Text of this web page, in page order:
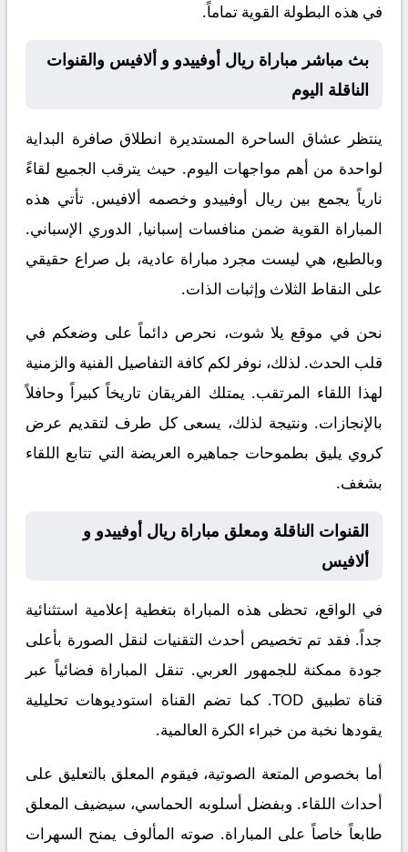
في هذه البطولة القوية تماماً.
بث مباشر مباراة ريال أوفييدو و ألافيس والقنوات
الناقلة اليوم
ينتظر عشاق الساحرة المستديرة انطلاق صافرة البداية
لواحدة من أهم مواجهات اليوم. حيث يترقب الجميع لقاءً
نارياً يجمع بين ريال أوفييدو وخصمه ألافيس. تأتي هذه
المباراة القوية ضمن منافسات إسبانيا, الدوري الإسباني.
وبالطبع، هي ليست مجرد مباراة عادية، بل صراع حقيقي
على النقاط الثلاث وإثبات الذات.
نحن في موقع يلا شوت، نحرص دائماً على وضعكم في
قلب الحدث. لذلك، نوفر لكم كافة التفاصيل الفنية والزمنية
لهذا اللقاء المرتقب. يمتلك الفريقان تاريخاً كبيراً وحافلاً
بالإنجازات. ونتيجة لذلك، يسعى كل طرف لتقديم عرض
كروي يليق بطموحات جماهيره العريضة التي تتابع اللقاء
بشغف.
القنوات الناقلة ومعلق مباراة ريال أوفييدو و
ألافيس
في الواقع، تحظى هذه المباراة بتغطية إعلامية استثنائية
جداً. فقد تم تخصيص أحدث التقنيات لنقل الصورة بأعلى
جودة ممكنة للجمهور العربي. تنقل المباراة فضائياً عبر
قناةتطبيق TOD
. كما تضم القناة استوديوهات تحليلية
يقودها نخبة من خبراء الكرة العالمية.
أما بخصوص المتعة الصوتية، فيقوم المعلق بالتعليق على
أحداث اللقاء. وبفضل أسلوبه الحماسي، سيضيف المعلق
طابعاً خاصاً على المباراة. صوته المألوف يمنح السهرات